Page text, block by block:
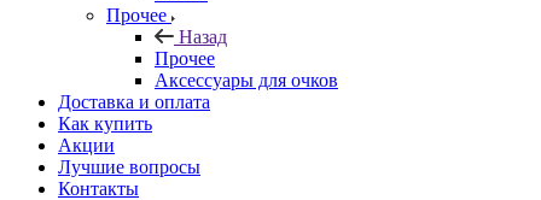
Прочее
Назад
Прочее
Аксессуары для очков
Доставка и оплата
Как купить
Акции
Лучшие вопросы
Контакты